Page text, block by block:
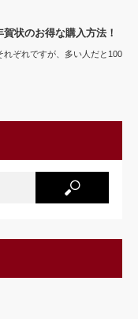
状のお得な購入方法！
ぞれですが、多い人だと100